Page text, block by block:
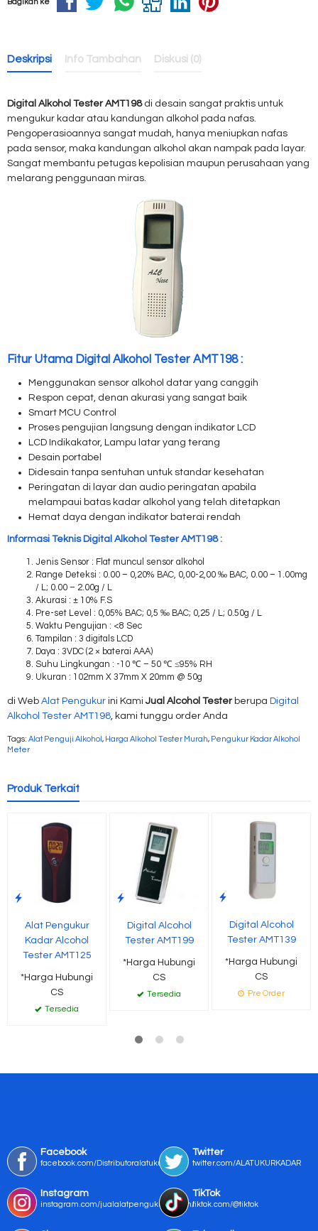
Bagikan ke
Deskripsi Info Tambahan Diskusi (0)
Digital Alkohol Tester AMT198di desain sangat praktis untuk
mengukur kadar atau kandungan alkohol pada nafas.
Pengoperasioannya sangat mudah, hanya meniupkan nafas
pada sensor, maka kandungan alkohol akan nampak pada layar.
Sangat membantu petugas kepolisian maupun perusahaan yang
melarang penggunaan miras.
Fitur Utama Digital Alkohol Tester AMT198 :
Menggunakan sensor alkohol datar yang canggih
Respon cepat, denan akurasi yang sangat baik
Smart MCU Control
Proses pengujian langsung dengan indikator LCD
LCD Indikakator, Lampu latar yang terang
Desain portabel
Didesain tanpa sentuhan untuk standar kesehatan
Peringatan di layar dan audio peringatan apabila
melampaui batas kadar alkohol yang telah ditetapkan
Hemat daya dengan indikator baterai rendah
Informasi Teknis Digital Alkohol Tester AMT198 :
Jenis Sensor : Flat muncul sensor alkohol
Range Deteksi : 0.00 – 0,20% BAC, 0,00-2,00 ‰ BAC, 0.00 – 1.00mg
/ L; 0.00 – 2.00g / L
Akurasi : ± 10% F.S
Pre-set Level : 0,05% BAC; 0,5 ‰ BAC; 0,25 / L; 0.50g / L
Waktu Pengujian : <8 Sec
Tampilan : 3 digitals LCD
Daya : 3VDC (2 × baterai AAA)
Suhu Lingkungan : -10 ℃ – 50 ℃ ≤95% RH
Ukuran : 102mm X 37mm X 20mm @ 50g
di Web Alat Pengukur ini KamiJual Alcohol Testerberupa Digital
Alkohol Tester AMT198 , kami tunggu order Anda
Tags: Alat Penguji Alkohol , Harga Alkohol Tester Murah, Pengukur Kadar Alkohol
Meter
Produk Terkait
Alat Pengukur
Kadar Alcohol
Tester AMT125
*Harga Hubungi
CS
Tersedia
Digital Alcohol
Tester AMT199
*Harga Hubungi
CS
Tersedia
Digital Alcohol
Tester AMT139
*Harga Hubungi
CS
Pre Order
Facebook
facebook.com/Distributoralatukur
Twitter
twitter.com/ALATUKURKADAR
Instagram
instagram.com/jualalatpengukurmurah/
TikTok
tiktok.com/@tiktok